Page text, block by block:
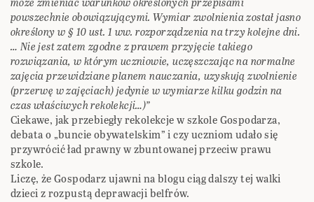
powszechnie obowiązującymi. Wymiar zwolnienia został jasno
określony w § 10 ust. 1 ww. rozporządzenia na trzy kolejne dni.
… Nie jest zatem zgodne z prawem przyjęcie takiego
rozwiązania, w którym uczniowie, uczęszczając na normalne
zajęcia przewidziane planem nauczania, uzyskują zwolnienie
(przerwę w zajęciach) jedynie w wymiarze kilku godzin na
czas właściwych rekolekcji…)”
Ciekawe, jak przebiegły rekolekcje w szkole Gospodarza,
debata o „buncie obywatelskim” i czy uczniom udało się
przywrócić ład prawny w zbuntowanej przeciw prawu
szkole.
Liczę, że Gospodarz ujawni na blogu ciąg dalszy tej walki
dzieci z rozpustą deprawacji belfrów.